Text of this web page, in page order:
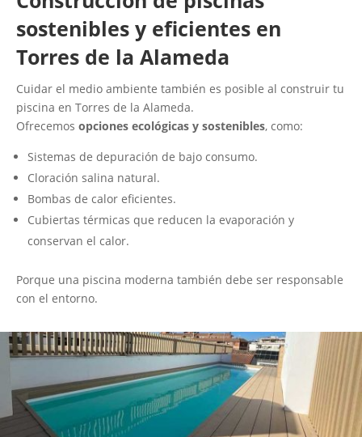
sostenibles y eficientes en
Torres de la Alameda
Cuidar el medio ambiente también es posible al construir tu
piscina en Torres de la Alameda.
Ofrecemos opciones ecológicas y sostenibles, como:
Sistemas de depuración de bajo consumo.
Cloración salina natural.
Bombas de calor eficientes.
Cubiertas térmicas que reducen la evaporación y
conservan el calor.
Porque una piscina moderna también debe ser responsable
con el entorno.